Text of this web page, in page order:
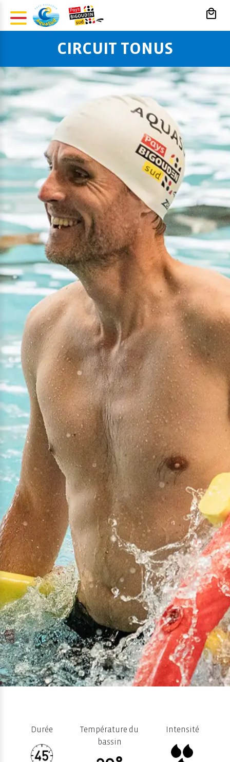
CIRCUIT TONUS
Durée
Température du
bassin
Intensité
Panneau de gestion des cookies